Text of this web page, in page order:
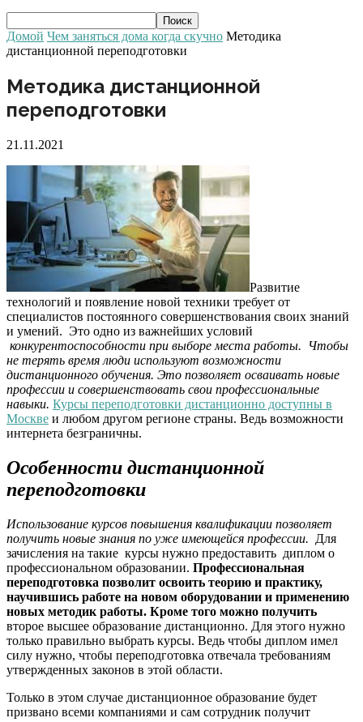
Домой Чем заняться дома когда скучно Методика
дистанционной переподготовки
Методика дистанционной
переподготовки
21.11.2021
Развитие
технологий и появление новой техники требует от
специалистов постоянного совершенствования своих знаний
и умений. Это одно из важнейших условий
конкурентоспособности при выборе места работы. Чтобы
не терять время люди используют возможности
дистанционного обучения. Это позволяет осваивать новые
профессии и совершенствовать свои профессиональные
навыки. Курсы переподготовки дистанционно доступны в
Москве и любом другом регионе страны. Ведь возможности
интернета безграничны.
Особенности дистанционной
переподготовки
Использование курсов повышения квалификации позволяет
получить новые знания по уже имеющейся профессии. Для
зачисления на такие курсы нужно предоставить диплом о
профессиональном образовании. Профессиональная
переподготовка позволит освоить теорию и практику,
научившись работе на новом оборудовании и применению
новых методик работы. Кроме того можно получить
второе высшее образование дистанционно. Для этого нужно
только правильно выбрать курсы. Ведь чтобы диплом имел
силу нужно, чтобы переподготовка отвечала требованиям
утвержденных законов в этой области.
Только в этом случае дистанционное образование будет
призвано всеми компаниями и сам сотрудник получит